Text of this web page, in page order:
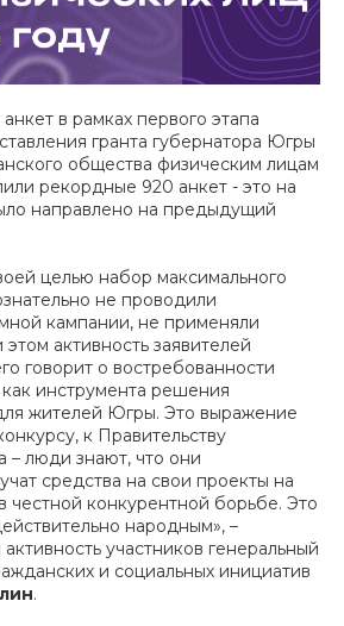
в рамках первого этапа
гранта губернатора Югры
общества физическим лицам
рекордные 920 анкет - это на
направлено на предыдущий
целью набор максимального
не проводили
кампании, не применяли
активность заявителей
говорит о востребованности
инструмента решения
жителей Югры. Это выражение
к Правительству
– люди знают, что они
средства на свои проекты на
честной конкурентной борьбе. Это
народным», –
участников генеральный
и социальных инициатив
.